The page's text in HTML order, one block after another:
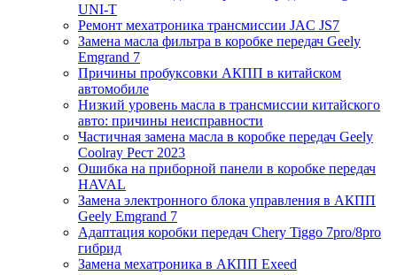
UNI-T
Ремонт мехатроника трансмиссии JAC JS7
Замена масла фильтра в коробке передач Geely
Emgrand 7
Причины пробуксовки АКПП в китайском
автомобиле
Низкий уровень масла в трансмиссии китайского
авто: причины неисправности
Частичная замена масла в коробке передач Geely
Coolray Pест 2023
Ошибка на приборной панели в коробке передач
HAVAL
Замена электронного блока управления в АКПП
Geely Emgrand 7
Адаптация коробки передач Chery Tiggo 7pro/8pro
гибрид
Замена мехатроника в АКПП Exeed